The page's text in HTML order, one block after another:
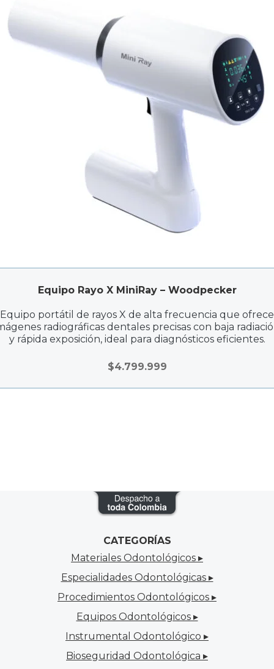
Equipo Rayo X MiniRay – Woodpecker
Equipo portátil de rayos X de alta frecuencia que ofrece
radiográficas dentales precisas con baja
y rápida exposición, ideal para diagnósticos eficientes.
$4.799.999
CATEGORÍAS
Materiales Odontológicos ▸
Especialidades Odontológicas ▸
Procedimientos Odontológicos ▸
Equipos Odontológicos ▸
Instrumental Odontológico ▸
Bioseguridad Odontológica ▸